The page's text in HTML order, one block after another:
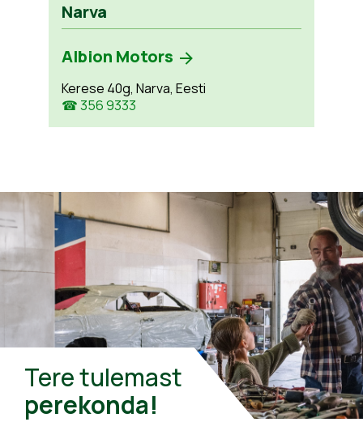
Narva
Albion Motors
Kerese 40g, Narva, Eesti
☎ 356 9333
Tere tulemast
perekonda!